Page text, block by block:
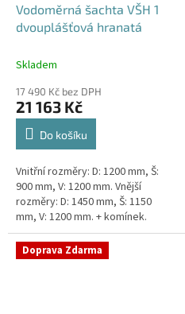
Vodoměrná šachta VŠH 1
dvouplášťová hranatá
Skladem
17 490 Kč bez DPH
21 163 Kč
Do košíku
Vnitřní rozměry: D: 1200 mm, Š:
900 mm, V: 1200 mm. Vnější
rozměry: D: 1450 mm, Š: 1150
mm, V: 1200 mm. + komínek.
Dvouplášťová vodoměrná šachta
- do míst se spodní...
Doprava Zdarma